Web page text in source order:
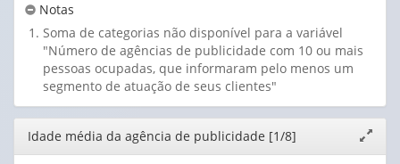
Outro
Notas
Soma de categorias não disponível para a variável
"Número de agências de publicidade com 10 ou mais
pessoas ocupadas, que informaram pelo menos um
segmento de atuação de seus clientes"
Editor
janela
Idade média da agência de publicidade [1/8]